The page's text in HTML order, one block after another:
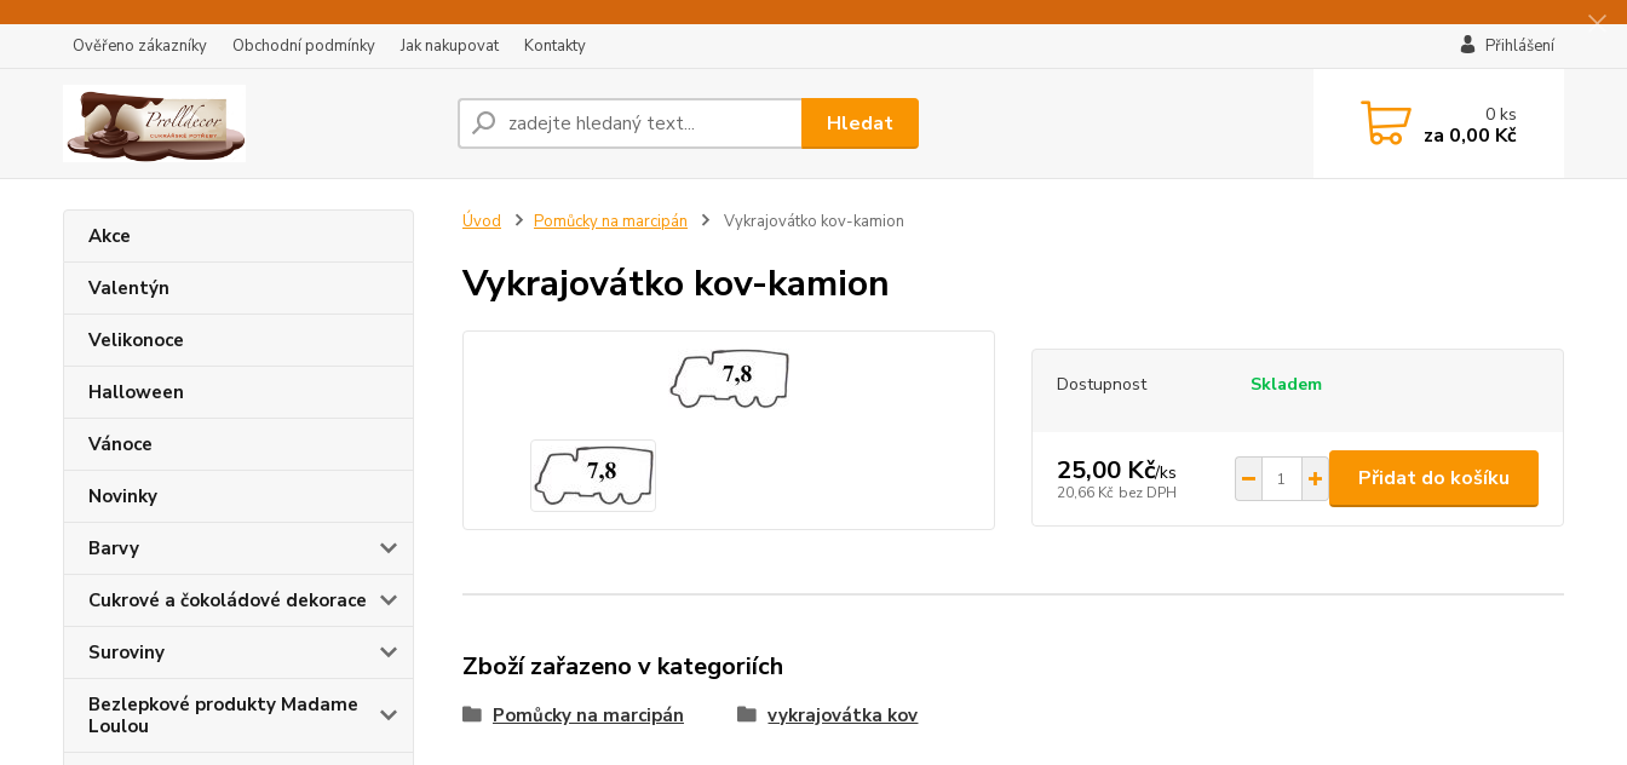
Ověřeno zákazníky Obchodní podmínky Jak nakupovat Kontakty Přihlášení
Hledat 0ks
za 0,00 Kč
Akce
Valentýn
Velikonoce
Halloween
Vánoce
Novinky
Barvy
Cukrové a čokoládové dekorace
Suroviny
Bezlepkové produkty Madame
Loulou
Úvod Pomůcky na marcipán Vykrajovátko kov-kamion
Vykrajovátko kov-kamion
Dostupnost Skladem
25,00 Kč/ks
20,66 Kč bez DPH
Přidat do košíku
Zboží zařazeno v kategoriích
Pomůcky na marcipán vykrajovátka kov